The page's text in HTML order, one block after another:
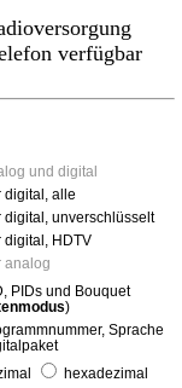
verfügbar
und digital
digital, alle
digital, unverschlüsselt
digital, HDTV
analog
PIDs und Bouquet
)
Sprache
hexadezimal